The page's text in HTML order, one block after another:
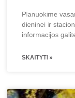
Planuokime
dieninei ir
informacijos
SKAITYTI »